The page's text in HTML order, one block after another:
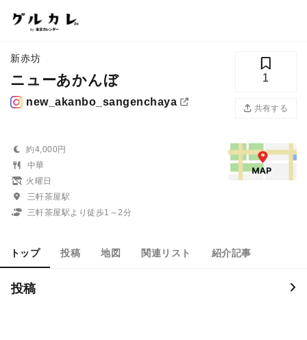
新赤坊
ニューあかんぼ
new_akanbo_sangenchaya
1
共有する
約4,000円
中華
火曜日
三軒茶屋駅
三軒茶屋駅より徒歩1～2分
トップ 投稿 地図 関連リスト 紹介記事
投稿